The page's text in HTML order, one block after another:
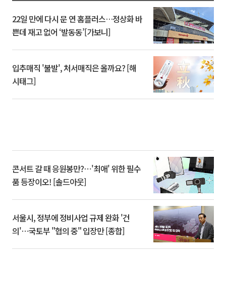
22일 만에 다시 문 연 홈플러스…정상화 바
쁜데 재고 없어 ‘발동동’[가보니]
입추매직 '불발', 처서매직은 올까요? [해
시태그]
콘서트 갈 때 응원봉만?⋯'최애' 위한 필수
품 등장이오! [솔드아웃]
서울시, 정부에 정비사업 규제 완화 '건
의'⋯국토부 "협의 중" 입장만 [종합]